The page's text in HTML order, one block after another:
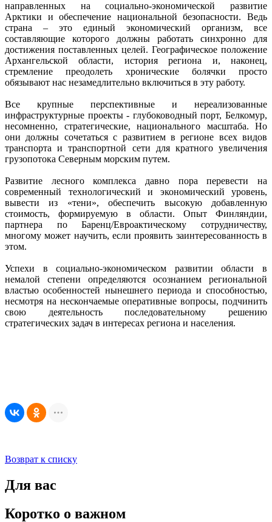
направленных на социально-экономической развитие
Арктики и обеспечение национальной безопасности. Ведь
страна – это единый экономический организм, все
составляющие которого должны работать синхронно для
достижения поставленных целей. Географическое положение
Архангельской области, история региона и, наконец,
стремление преодолеть хронические болячки просто
обязывают нас незамедлительно включиться в эту работу.
Все крупные перспективные и нереализованные
инфраструктурные проекты - глубоководный порт, Белкомур,
несомненно, стратегические, национального масштаба. Но
они должны сочетаться с развитием в регионе всех видов
транспорта и транспортной сети для кратного увеличения
грузопотока Северным морским путем.
Развитие лесного комплекса давно пора перевести на
современный технологический и экономический уровень,
вывести из «тени», обеспечить высокую добавленную
стоимость, формируемую в области. Опыт Финляндии,
партнера по Баренц/Евроактическому сотрудничеству,
многому может научить, если проявить заинтересованность в
этом.
Успехи в социально-экономическом развитии области в
немалой степени определяются осознанием региональной
властью особенностей нынешнего периода и способностью,
несмотря на нескончаемые оперативные вопросы, подчинить
свою деятельность последовательному решению
стратегических задач в интересах региона и населения.
Возврат к списку
Для вас
Коротко о важном